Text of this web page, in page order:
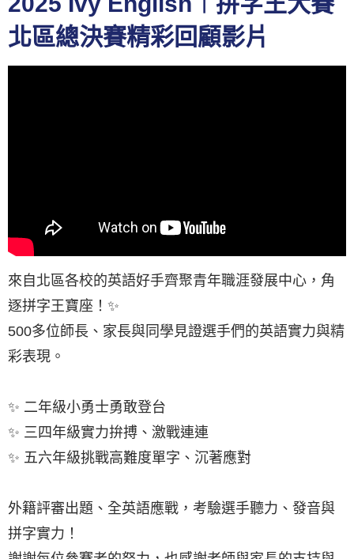
北區總決賽精彩回顧影片
來自北區各校的英語好手齊聚青年職涯發展中心，角
逐拼字王寶座！✨
500多位師長、家長與同學見證選手們的英語實力與精
彩表現。
✨ 二年級小勇士勇敢登台
✨ 三四年級實力拚搏、激戰連連
✨ 五六年級挑戰高難度單字、沉著應對
外籍評審出題、全英語應戰，考驗選手聽力、發音與
拼字實力！